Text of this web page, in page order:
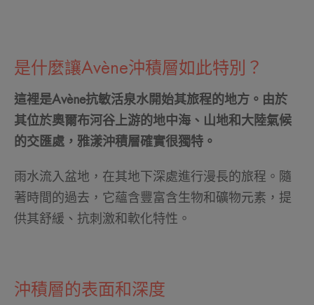
是什麼讓Avène沖積層如此特別？
這裡是Avène抗敏活泉水開始其旅程的地方。由於
其位於奧爾布河谷上游的地中海、山地和大陸氣候
的交匯處，雅漾沖積層確實很獨特。
雨水流入盆地，在其地下深處進行漫長的旅程。隨
著時間的過去，它蘊含豐富含生物和礦物元素，提
供其舒緩、抗刺激和軟化特性。
沖積層的表面和深度